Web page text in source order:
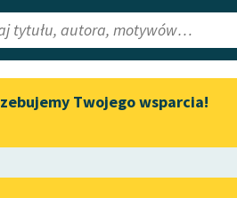
Lektury
Aktualności
„Prokurator Alicja
Twojego wsparcia!